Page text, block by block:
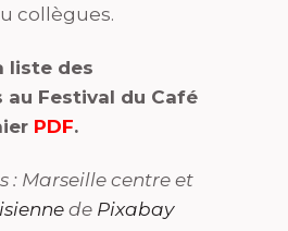
collègues.
liste des
Festival du Café
PDF.
: Marseille centre et
de Pixabay